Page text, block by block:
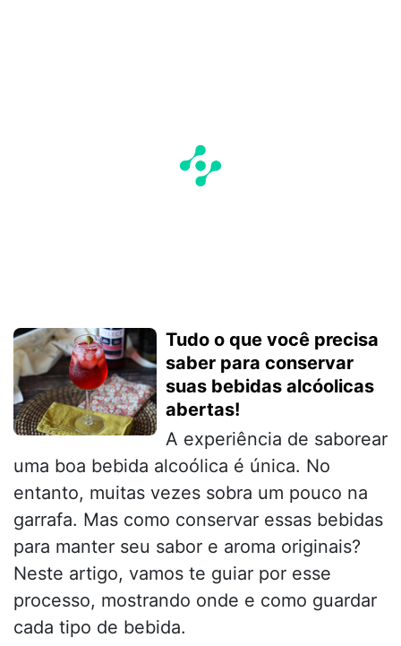
Tudo o que você precisa
saber para conservar
suas bebidas alcóolicas
abertas!
A experiência de saborear
uma boa bebida alcoólica é única. No
entanto, muitas vezes sobra um pouco na
garrafa. Mas como conservar essas bebidas
para manter seu sabor e aroma originais?
Neste artigo, vamos te guiar por esse
processo, mostrando onde e como guardar
cada tipo de bebida.